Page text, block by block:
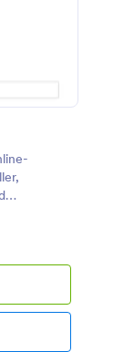
klare
Jotform.